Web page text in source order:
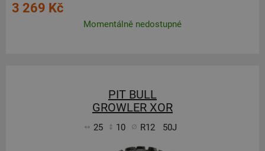
3 269 Kč
Momentálně nedostupné
PIT BULL
GROWLER XOR
25 10 R12 50J